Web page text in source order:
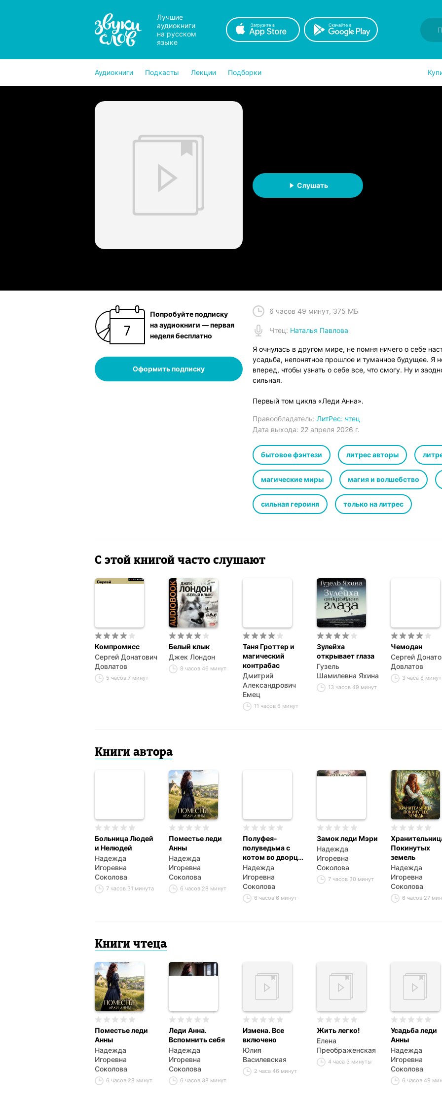
Лучшие
аудиокниги
на русском
языке
Аудиокниги Подкасты Лекции Подборки
Слушать
Попробуйте подписку
на аудиокниги — первая
неделя бесплатно
Оформить подписку
6 часов 49 минут, 375 МБ
Чтец: Наталья Павлова
Я очнулась в другом мире, не помня ничего о себе
усадьба, непонятное прошлое и туманное будущее. Я
вперед, чтобы узнать о себе все, что смогу. Ну и
сильная.
Первый том цикла «Леди Анна».
Правообладатель: ЛитРес: чтец
Дата выхода: 22 апреля 2026 г.
бытовое фэнтези литрес авторы
магические миры магия и волшебство
сильная героиня только на литрес
С этой книгой часто слушают
Компромисс
Сергей Донатович
Довлатов
5 часов 7 минут
Белый клык
Джек Лондон
8 часов 46 минут
Таня Гроттер и
магический
контрабас
Дмитрий
Александрович
Емец
11 часов 6 минут
Зулейха
открывает глаза
Гузель
Шамилевна Яхина
13 часов 49 минут
Чемодан
Сергей
Довлатов
3 часа 8 минут
Книги автора
Больница Людей
и Нелюдей
Надежда
Игоревна
Соколова
7 часов 31 минута
Поместье леди
Анны
Надежда
Игоревна
Соколова
6 часов 28 минут
Полуфея-
полуведьма с
котом во дворце
императора
драконов
Надежда
Игоревна
Соколова
6 часов 6 минут
Замок леди Мэри
Надежда
Игоревна
Соколова
7 часов 30 минут
Покинутых
земель
Надежда
Игоревна
Соколова
6 часов 27
Книги чтеца
Поместье леди
Анны
Надежда
Игоревна
Соколова
6 часов 28 минут
Леди Анна.
Вспомнить себя
Надежда
Игоревна
Соколова
6 часов 38 минут
Измена. Все
включено
Юлия
Василевская
2 часа 46 минут
Жить легко!
Елена
Преображенская
4 часа 3 минуты
Усадьба леди
Анны
Надежда
Игоревна
Соколова
6 часов 49